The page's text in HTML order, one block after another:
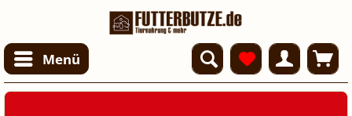
Menü